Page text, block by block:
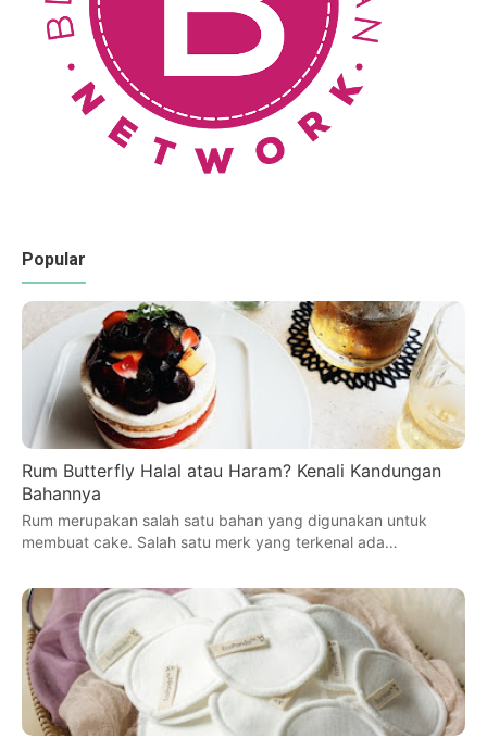
Popular
Rum Butterfly Halal atau Haram? Kenali Kandungan
Bahannya
Rum merupakan salah satu bahan yang digunakan untuk
membuat cake. Salah satu merk yang terkenal ada…